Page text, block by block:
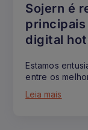
Sojern é
principais
digital
Estamos
entre os
Leia mais